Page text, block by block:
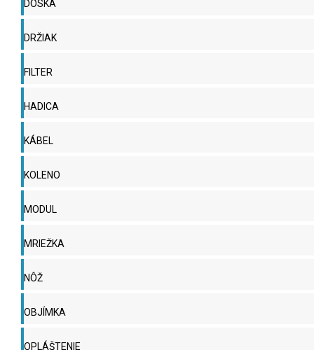
DOSKA
DRŽIAK
FILTER
HADICA
KÁBEL
KOLENO
MODUL
MRIEŽKA
NÔŽ
OBJÍMKA
OPLÁŠTENIE